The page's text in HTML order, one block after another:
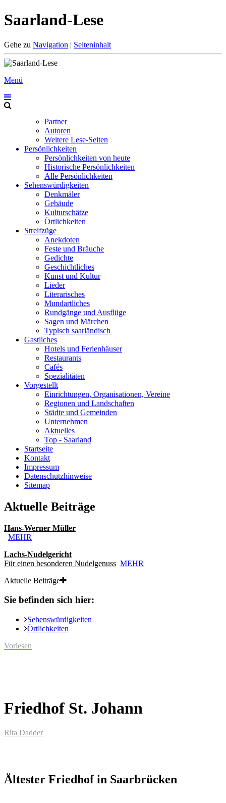
Saarland-Lese
Gehe zu Navigation | Seiteninhalt
Menü
Partner
Autoren
Weitere Lese-Seiten
Persönlichkeiten
Persönlichkeiten von heute
Historische Persönlichkeiten
Alle Persönlichkeiten
Sehenswürdigkeiten
Denkmäler
Gebäude
Kulturschätze
Örtlichkeiten
Streifzüge
Anekdoten
Feste und Bräuche
Gedichte
Geschichtliches
Kunst und Kultur
Lieder
Literarisches
Mundartliches
Rundgänge und Ausflüge
Sagen und Märchen
Typisch saarländisch
Gastliches
Hotels und Ferienhäuser
Restaurants
Cafés
Spezialitäten
Vorgestellt
Einrichtungen, Organisationen, Vereine
Regionen und Landschaften
Städte und Gemeinden
Unternehmen
Aktuelles
Top - Saarland
Startseite
Kontakt
Impressum
Datenschutzhinweise
Sitemap
Aktuelle Beiträge
Hans-Werner Müller
MEHR
Lachs-Nudelgericht
Für einen besonderen Nudelgenuss MEHR
Aktuelle Beiträge
Sie befinden sich hier:
Sehenswürdigkeiten
Örtlichkeiten
Vorlesen
Friedhof St. Johann
Rita Dadder
Ältester Friedhof in Saarbrücken